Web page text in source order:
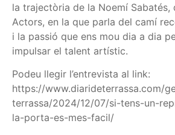
la trajectòria de la Noemí
Actors, en la que parla del camí
i la passió que ens mou dia a dia
impulsar el talent artístic.
Podeu llegir l’entrevista al link:
https://www.diarideterrassa.com/
terrassa/2024/12/07/si-tens-un-
la-porta-es-mes-facil/